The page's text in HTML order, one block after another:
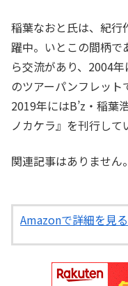
稲葉なおと氏は、紀行
躍中。いとこの間柄で
ら交流があり、2004年
のツアーパンフレット
2019年にはB’z・稲葉
ノカケラ』を刊行して
関連記事はありません。
Amazonで詳細を見る